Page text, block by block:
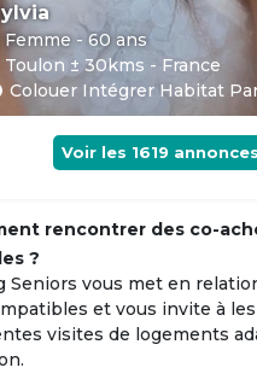
Femme - 60ans
Toulon ± 30kms - France
Colouer Intégrer Habitat
Voir les 1619 annonces
rencontrer des co-
?
Seniors vous met en
et vous invite à
visites de logements